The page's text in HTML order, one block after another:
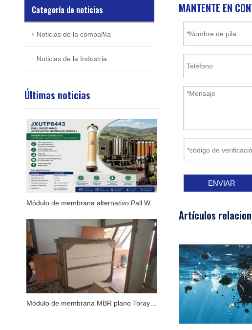
Categoría de noticias
Noticias de la compañía
Noticias de la Industria
Últimas noticias
MANTENTE EN
ENVIAR
Artículos